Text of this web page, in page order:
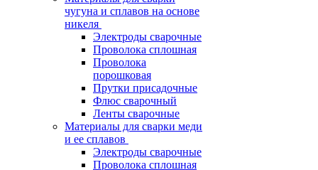
чугуна и сплавов на основе
никеля
Электроды сварочные
Проволока сплошная
Проволока
порошковая
Прутки присадочные
Флюс сварочный
Ленты сварочные
Материалы для сварки меди
и ее сплавов
Электроды сварочные
Проволока сплошная